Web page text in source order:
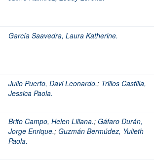
García Saavedra, Laura Katherine.
Julio Puerto, Davi Leonardo.; Trillos Castilla,
Jessica Paola.
Brito Campo, Helen Liliana.; Gáfaro Durán,
Jorge Enrique.; Guzmán Bermúdez, Yulieth
Paola.